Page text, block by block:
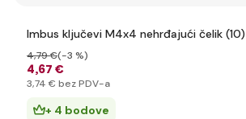
Imbus ključevi M4x4 nehrđajući čelik (10)
4,67 €
4,79 €(-3 %)
3,74 € bez PDV-a
+ 4 bodove